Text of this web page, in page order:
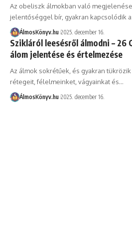
Az obeliszk álmokban való
jelentőséggel bír, gyakran kapcsolódik
ÁlmosKönyv.hu 2025. december 16.
Szikláról leesésről álmodni – 26
álom jelentése és értelmezése
Az álmok sokrétűek, és gyakran
rétegeit, félelmeinket, vágyainkat és…
ÁlmosKönyv.hu 2025. december 16.